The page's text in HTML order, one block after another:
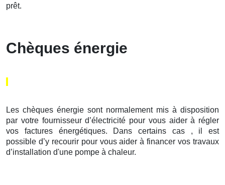
prêt.
Chèques énergie
Les chèques énergie sont normalement mis à disposition
par votre fournisseur d’électricité pour vous aider à régler
vos factures énergétiques. Dans certains cas , il est
possible d’y recourir pour vous aider à financer vos travaux
d’installation d'une pompe à chaleur.